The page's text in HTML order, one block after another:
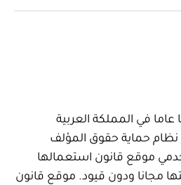
في المملكة العربية
حماية حقوق المؤلف
موقع قانون استعمالها
مجانا ودون قيود. موقع قانون